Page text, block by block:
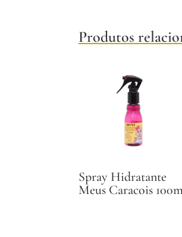
Produtos
Spray Hidratante
Meus Caracois